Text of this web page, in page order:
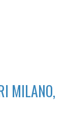
MILANO,